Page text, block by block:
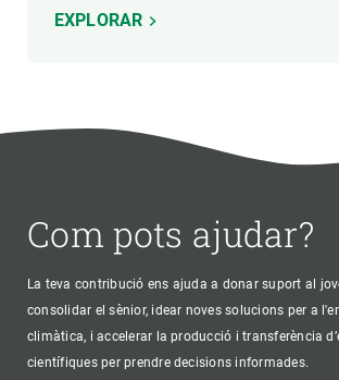
EXPLORAR
Com pots ajudar?
La teva contribució ens ajuda a donar suport al
consolidar el sènior, idear noves solucions per a
climàtica, i accelerar la producció i transferència
científiques per prendre decisions informades.